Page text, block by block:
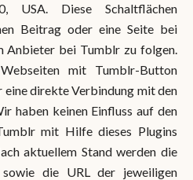
USA. Diese Schaltflächen
Beitrag oder eine Seite bei
Anbieter bei Tumblr zu folgen.
mit Tumblr-Button
direkte Verbindung mit den
haben keinen Einfluss auf den
mit Hilfe dieses Plugins
aktuellem Stand werden die
die URL der jeweiligen